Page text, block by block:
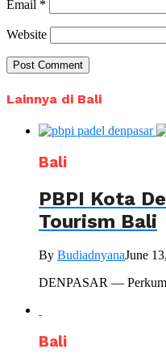
Email *
Website
Lainnya di Bali
Bali
PBPI Kota
Tourism Bali
By BudiadnyanaJune
DENPASAR —
Bali